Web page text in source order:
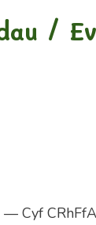
/
— Cyf